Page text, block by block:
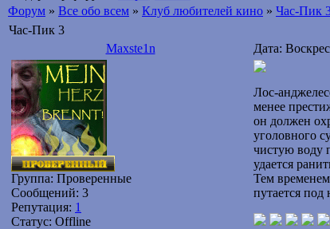
Форум » Все обо всем » Клуб любителей кино » Час-Пик
Час-Пик 3
Maxste1n
Дата:
Группа: Проверенные
Сообщений: 3
Репутация: 1
Статус: Offline
Лос-
менее
он должен
уголовного
чистую воду
удается
Тем
путается